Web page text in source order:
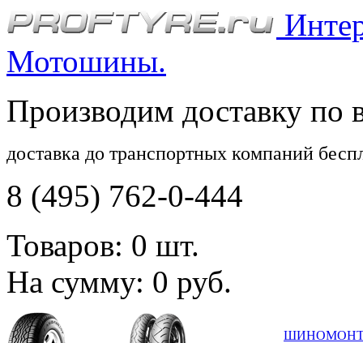
Мотошины.
Производим доставку по
доставка до транспортных компаний
8 (495) 762-0-444
Товаров: 0 шт.
На сумму: 0 руб.